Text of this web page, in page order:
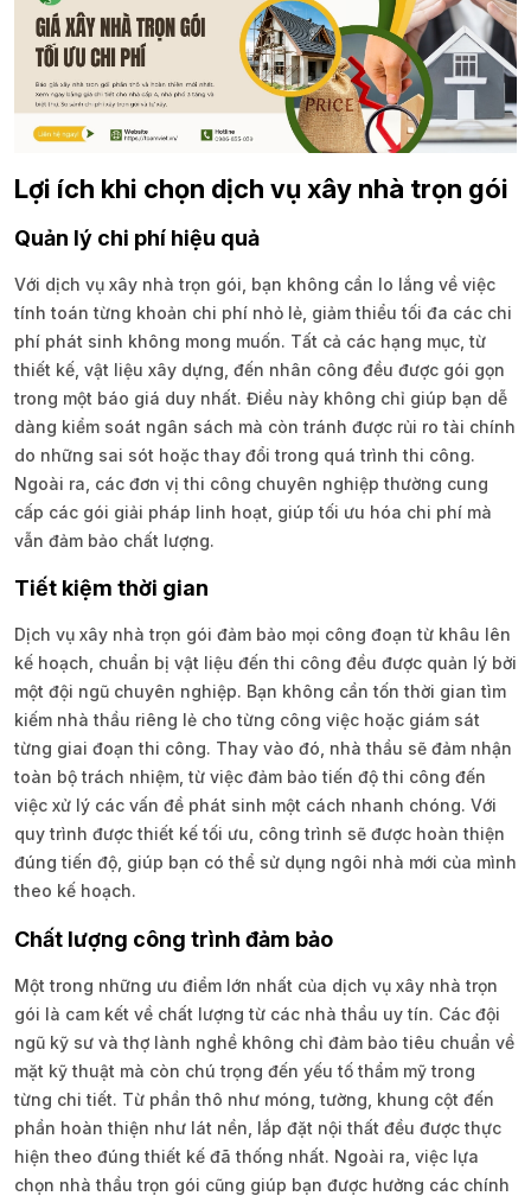
Lợi ích khi chọn dịch vụ xây nhà trọn gói
Quản lý chi phí hiệu quả
Với dịch vụ xây nhà trọn gói, bạn không cần lo lắng về việc
tính toán từng khoản chi phí nhỏ lẻ, giảm thiểu tối đa các chi
phí phát sinh không mong muốn. Tất cả các hạng mục, từ
thiết kế, vật liệu xây dựng, đến nhân công đều được gói gọn
trong một báo giá duy nhất. Điều này không chỉ giúp bạn dễ
dàng kiểm soát ngân sách mà còn tránh được rủi ro tài chính
do những sai sót hoặc thay đổi trong quá trình thi công.
Ngoài ra, các đơn vị thi công chuyên nghiệp thường cung
cấp các gói giải pháp linh hoạt, giúp tối ưu hóa chi phí mà
vẫn đảm bảo chất lượng.
Tiết kiệm thời gian
Dịch vụ xây nhà trọn gói đảm bảo mọi công đoạn từ khâu lên
kế hoạch, chuẩn bị vật liệu đến thi công đều được quản lý bởi
một đội ngũ chuyên nghiệp. Bạn không cần tốn thời gian tìm
kiếm nhà thầu riêng lẻ cho từng công việc hoặc giám sát
từng giai đoạn thi công. Thay vào đó, nhà thầu sẽ đảm nhận
toàn bộ trách nhiệm, từ việc đảm bảo tiến độ thi công đến
việc xử lý các vấn đề phát sinh một cách nhanh chóng. Với
quy trình được thiết kế tối ưu, công trình sẽ được hoàn thiện
đúng tiến độ, giúp bạn có thể sử dụng ngôi nhà mới của mình
theo kế hoạch.
Chất lượng công trình đảm bảo
Một trong những ưu điểm lớn nhất của dịch vụ xây nhà trọn
gói là cam kết về chất lượng từ các nhà thầu uy tín. Các đội
ngũ kỹ sư và thợ lành nghề không chỉ đảm bảo tiêu chuẩn về
mặt kỹ thuật mà còn chú trọng đến yếu tố thẩm mỹ trong
từng chi tiết. Từ phần thô như móng, tường, khung cột đến
phần hoàn thiện như lát nền, lắp đặt nội thất đều được thực
hiện theo đúng thiết kế đã thống nhất. Ngoài ra, việc lựa
chọn nhà thầu trọn gói cũng giúp bạn được hưởng các chính